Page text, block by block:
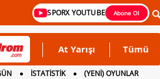
SPORX YOUTUBE Abone Ol
At Yarışı Tümü
İSTATİSTİK (YENİ) OYUNLAR